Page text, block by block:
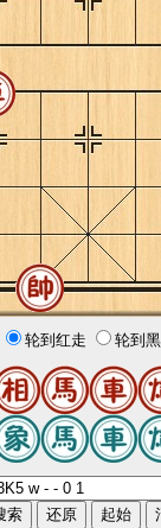
轮到红走 轮到